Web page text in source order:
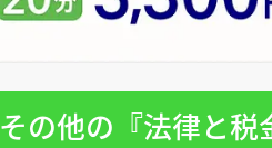
その他の『法律と税